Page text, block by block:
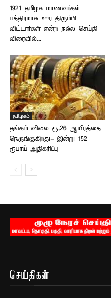
1921 தமிழக மாணவர்கள்
பத்திரமாக ஊர் திரும்பி
விட்டார்கள் என்ற நல்ல செய்தி
விரைவில்...
தமிழகம்
தங்கம் விலை ரூ.26 ஆயிரத்தை
நெருங்குகிறது- இன்று 152
ரூபாய் அதிகரிப்பு
செய்திகள்